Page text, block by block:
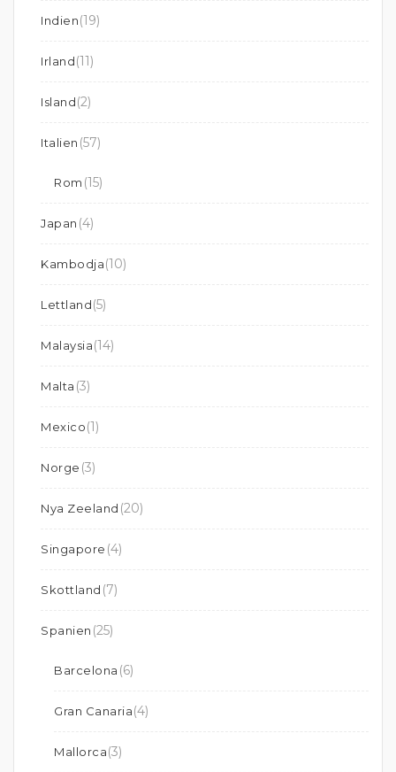
Indien(19)
Irland(11)
Island(2)
Italien (57)
Rom (15)
Japan (4)
Kambodja(10)
Lettland(5)
Malaysia(14)
Malta (3)
Mexico(1)
Norge (3)
Nya Zeeland (20)
Singapore (4)
Skottland (7)
Spanien (25)
Barcelona (6)
Gran Canaria(4)
Mallorca(3)